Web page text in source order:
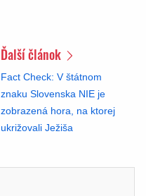
Ďalší článok
Fact Check: V štátnom
znaku Slovenska NIE je
zobrazená hora, na ktorej
ukrižovali Ježiša